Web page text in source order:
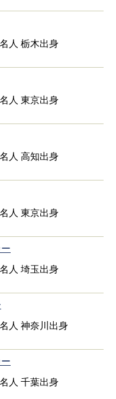
人 栃木出身
人 東京出身
人 高知出身
人 東京出身
人 埼玉出身
人 神奈川出身
人 千葉出身